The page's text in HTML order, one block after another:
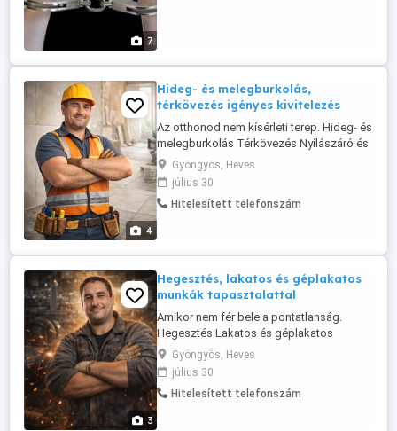
7
4
Hideg- és melegburkolás,
térkövezés igényes kivitelezés
Az otthonod nem kísérleti terep. Hideg- és
melegburkolás Térkövezés Nyílászáró és
árnyékolástechnika szerelés Nem
kapkodok, nem ígérek lehetetlent. A
célom az, hogy évekkel később is
elégedetten nézz rá a munkára. Amit
Nem ...
Gyöngyös, Heves
július 30
Hitelesített telefonszám
3
Hegesztés, lakatos és géplakatos
munkák tapasztalattal
Amikor nem fér bele a pontatlanság.
Hegesztés Lakatos és géplakatos
munkák Ipari javítások, szerelések Nem
futószalagon dolgozom, hanem
átgondolt, pontos kivitelezéssel. Amit
kínálok: több éves szakmai tapasztalat
Gyöngyös, Heves
július 30
Hitelesített telefonszám